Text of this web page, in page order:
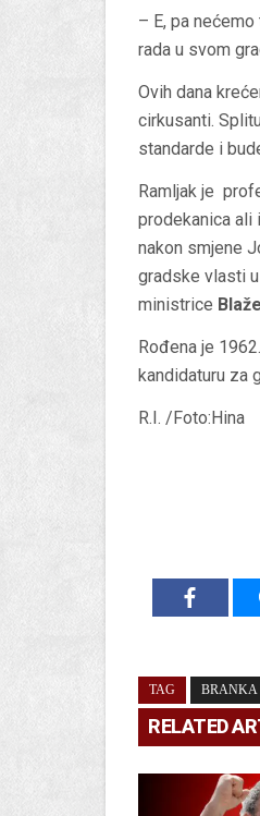
– E, pa
rada u svom
Ovih dana
cirkusanti.
standarde i
Ramljak je
prodekanica ali
nakon smjene
gradske vlasti
ministrice
Rođena je
kandidaturu za
R.I. /Foto:Hina
TAG
RELATED